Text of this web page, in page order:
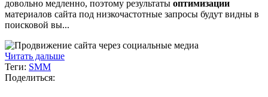
довольно медленно, поэтому результаты оптимизации
материалов сайта под низкочастотные запросы будут видны в
поисковой вы...
Читать дальше
Теги: SMM
Поделиться: